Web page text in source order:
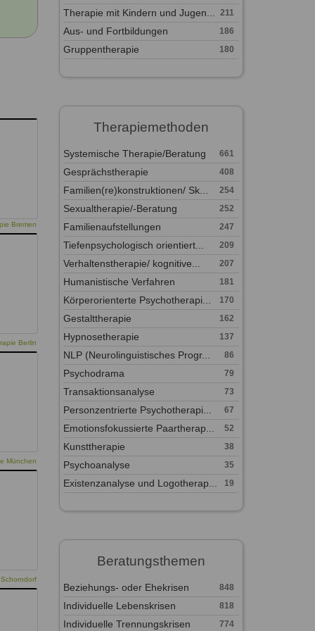
Bremen
Berlin
München
Therapie mit Kindern und Jugen... 211
Aus- und Fortbildungen 186
Gruppentherapie 180
Therapiemethoden
Systemische Therapie/Beratung 661
Gesprächstherapie 408
Familien(re)konstruktionen/ Sk... 254
Sexualtherapie/-Beratung 252
Familienaufstellungen 247
Tiefenpsychologisch orientiert... 209
Verhaltenstherapie/ kognitive... 207
Humanistische Verfahren 181
Körperorienterte Psychotherapi... 170
Gestalttherapie 162
Hypnosetherapie 137
NLP (Neurolinguistisches Progr... 86
Psychodrama 79
Transaktionsanalyse 73
Personzentrierte Psychotherapi... 67
Emotionsfokussierte Paartherap... 52
Kunsttherapie 38
Psychoanalyse 35
Existenzanalyse und Logotherap... 19
Beratungsthemen
Beziehungs- oder Ehekrisen 848
Individuelle Lebenskrisen 818
Individuelle Trennungskrisen 774